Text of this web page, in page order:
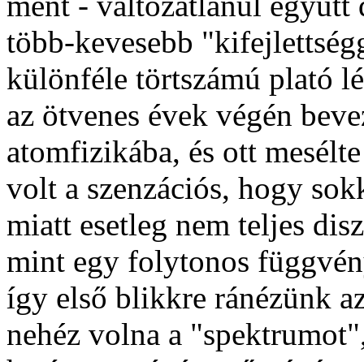
több-kevesebb
különféle törtszámú plató
az ötvenes évek végén
atomfizikába, és ott
volt a szenzációs, hogy
miatt esetleg nem teljes
mint egy folytonos
így első blikkre ránézünk
nehéz volna a